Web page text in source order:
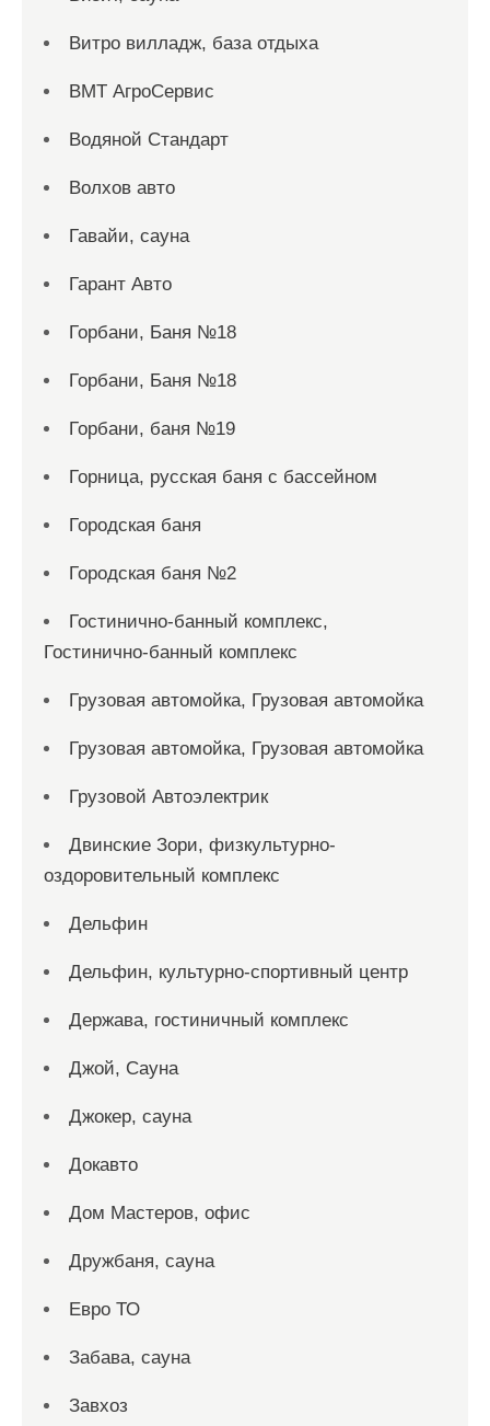
Витро вилладж, база отдыха
ВМТ АгроСервис
Водяной Стандарт
Волхов авто
Гавайи, сауна
Гарант Авто
Горбани, Баня №18
Горбани, Баня №18
Горбани, баня №19
Горница, русская баня с бассейном
Городская баня
Городская баня №2
Гостинично-банный комплекс,
Гостинично-банный комплекс
Грузовая автомойка, Грузовая автомойка
Грузовая автомойка, Грузовая автомойка
Грузовой Автоэлектрик
Двинские Зори, физкультурно-
оздоровительный комплекс
Дельфин
Дельфин, культурно-спортивный центр
Держава, гостиничный комплекс
Джой, Сауна
Джокер, сауна
Докавто
Дом Мастеров, офис
Дружбаня, сауна
Евро ТО
Забава, сауна
Завхоз